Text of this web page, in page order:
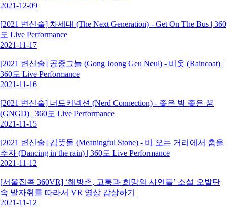
2021-12-09
[2021 변신술] 차세대 (The Next Generation) - Get On The Bus | 360
도 Live Performance
2021-11-17
[2021 변신술] 공중그늘 (Gong Joong Geu Neul) - 비옷 (Raincoat) |
360도 Live Performance
2021-11-16
[2021 변신술] 너드커넥션 (Nerd Connection) - 좋은 밤 좋은 꿈
(GNGD) | 360도 Live Performance
2021-11-15
[2021 변신술] 김뜻돌 (Meaningful Stone) - 비 오는 거리에서 춤을
추자 (Dancing in the rain) | 360도 Live Performance
2021-11-12
[서울집콕 360VR] ‘해방촌, 고통과 희망의 사연들’ 소설 오발탄
속 발자취를 따라서 VR 영상 감상하기
2021-11-12